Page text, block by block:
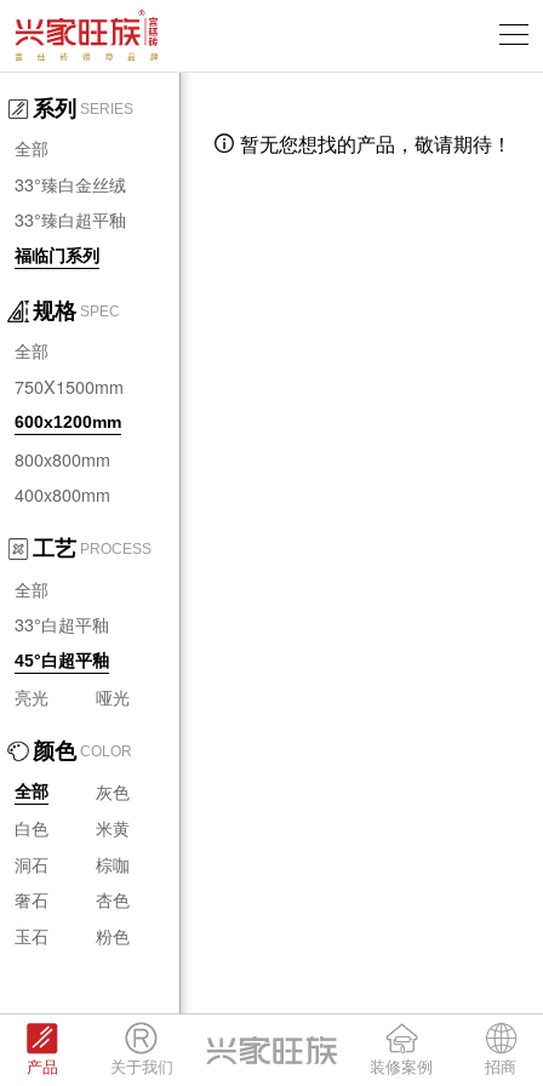
系列 SERIES
全部
33°臻白金丝绒
33°臻白超平釉
福临门系列
规格 SPEC
全部
750X1500mm
600x1200mm
800x800mm
400x800mm
工艺 PROCESS
全部
33°白超平釉
45°白超平釉
亮光 哑光
颜色 COLOR
全部
灰色
白色
米黄
洞石
棕咖
奢石
杏色
玉石
粉色
 暂无您想找的产品，敬请期待！
产品 关于我们 装修案例 招商